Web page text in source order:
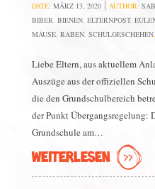
DATE: MÄRZ 13, 2020 AUTHOR:
BIBER, BIENEN, ELTERNPOST,
MÄUSE, RABEN, SCHULGESCHEHEN,
Liebe Eltern, aus aktuellem
Auszüge aus der offiziellen
die den Grundschulbereich
der Punkt Übergangsregelung:
Grundschule am…
WEITERLESEN